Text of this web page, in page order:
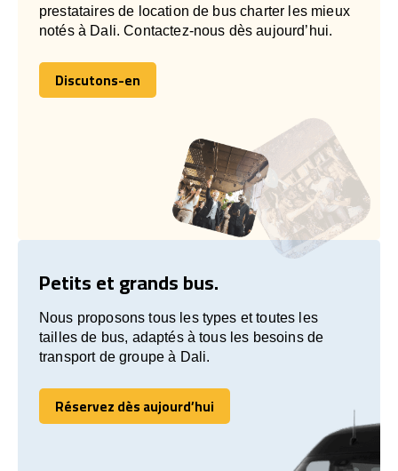
prestataires de location de bus charter les mieux
notés à Dali. Contactez-nous dès aujourd’hui.
Discutons-en
Discutons-en
Petits et grands bus.
Nous proposons tous les types et toutes les
tailles de bus, adaptés à tous les besoins de
transport de groupe à Dali.
Réservez dès aujourd’hui
Réservez dès aujourd’hui